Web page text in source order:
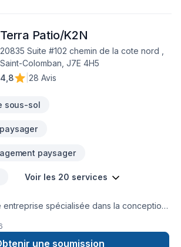
Terra Patio/K2N
20835 Suite #102 chemin de la cote nord ,
Saint-Colomban, J7E 4H5
4,8
28 Avis
sous-sol
paysager
Voir les 20 services
entreprise spécialisée dans la conception
des projets sur mesure alliant
et durabilité, afin de créer des
une soumission